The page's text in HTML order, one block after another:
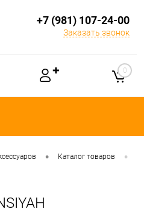
+7 (981) 107-24-00
Заказать звонок
✚ 0
• Каталог товаров •